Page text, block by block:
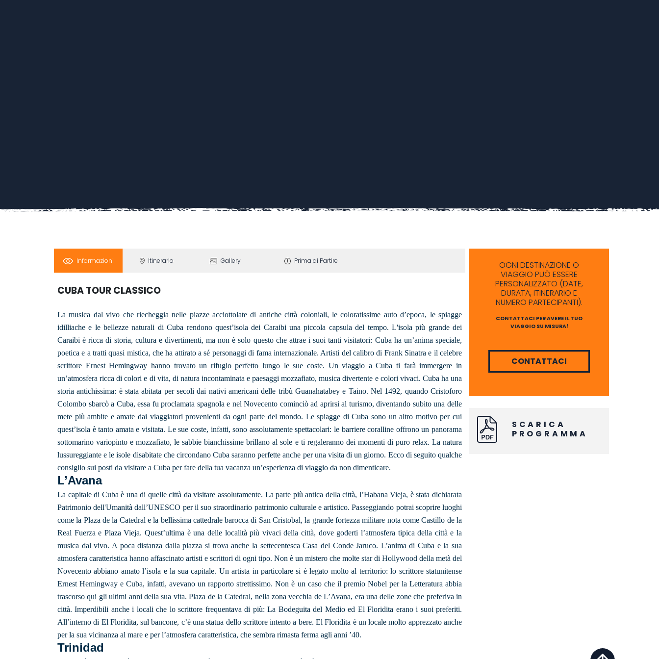
Informazioni Itinerario Gallery Prima di Partire
CUBA TOUR CLASSICO
La musica dal vivo che riecheggia nelle piazze acciottolate di antiche città coloniali, le coloratissime auto d’epoca, le spiagge
idilliache e le bellezze naturali di Cuba rendono quest’isola dei Caraibi una piccola capsula del tempo. L'isola più grande dei
Caraibi è ricca di storia, cultura e divertimenti, ma non è solo questo che attrae i suoi tanti visitatori: Cuba ha un’anima speciale,
poetica e a tratti quasi mistica, che ha attirato a sé personaggi di fama internazionale. Artisti del calibro di Frank Sinatra e il celebre
scrittore Ernest Hemingway hanno trovato un rifugio perfetto lungo le sue coste. Un viaggio a Cuba ti farà immergere in
un’atmosfera ricca di colori e di vita, di natura incontaminata e paesaggi mozzafiato, musica divertente e colori vivaci. Cuba ha una
storia antichissima: è stata abitata per secoli dai nativi americani delle tribù Guanahatabey e Taino. Nel 1492, quando Cristoforo
Colombo sbarcò a Cuba, essa fu proclamata spagnola e nel Novecento cominciò ad aprirsi al turismo, diventando subito una delle
mete più ambite e amate dai viaggiatori provenienti da ogni parte del mondo. Le spiagge di Cuba sono un altro motivo per cui
quest’isola è tanto amata e visitata. Le sue coste, infatti, sono assolutamente spettacolari: le barriere coralline offrono un panorama
sottomarino variopinto e mozzafiato, le sabbie bianchissime brillano al sole e ti regaleranno dei momenti di puro relax. La natura
lussureggiante e le isole disabitate che circondano Cuba saranno perfette anche per una visita di un giorno. Ecco di seguito qualche
consiglio sui posti da visitare a Cuba per fare della tua vacanza un’esperienza di viaggio da non dimenticare.
L’Avana
La capitale di Cuba è una di quelle città da visitare assolutamente. La parte più antica della città, l’Habana Vieja, è stata dichiarata
Patrimonio dell'Umanità dall’UNESCO per il suo straordinario patrimonio culturale e artistico. Passeggiando potrai scoprire luoghi
come la Plaza de la Catedral e la bellissima cattedrale barocca di San Cristobal, la grande fortezza militare nota come Castillo de la
Real Fuerza e Plaza Vieja. Quest’ultima è una delle località più vivaci della città, dove goderti l’atmosfera tipica della città e la
musica dal vivo. A poca distanza dalla piazza si trova anche la settecentesca Casa del Conde Jaruco. L’anima di Cuba e la sua
atmosfera caratteristica hanno affascinato artisti e scrittori di ogni tipo. Non è un mistero che molte star di Hollywood della metà del
Novecento abbiano amato l’isola e la sua capitale. Un artista in particolare si è legato molto al territorio: lo scrittore statunitense
Ernest Hemingway e Cuba, infatti, avevano un rapporto strettissimo. Non è un caso che il premio Nobel per la Letteratura abbia
trascorso qui gli ultimi anni della sua vita. Plaza de la Catedral, nella zona vecchia de L’Avana, era una delle zone che preferiva in
città. Imperdibili anche i locali che lo scrittore frequentava di più: La Bodeguita del Medio ed El Floridita erano i suoi preferiti.
All’interno di El Floridita, sul bancone, c’è una statua dello scrittore intento a bere. El Floridita è un locale molto apprezzato anche
per la sua vicinanza al mare e per l’atmosfera caratteristica, che sembra rimasta ferma agli anni ’40.
Trinidad
OGNI DESTINAZIONE O
VIAGGIO PUÒ ESSERE
PERSONALIZZATO (DATE,
DURATA, ITINERARIO E
NUMERO PARTECIPANTI).
CONTATTACI PER AVERE IL TUO
VIAGGIO SU MISURA!
CONTATTACI
SCARICA
PROGRAMMA